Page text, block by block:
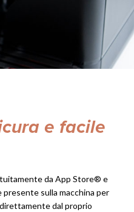
e facile
da App Store® e
sulla macchina per
dal proprio